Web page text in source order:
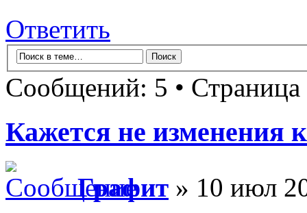
Ответить
Сообщений: 5 • Страница
Кажется не изменения
Графит » 10 июл